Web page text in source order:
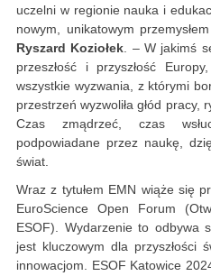
uczelni w regionie nauka i
nowym, unikatowym
Ryszard Koziołek. – W jakimś
przeszłość i przyszłość
wszystkie wyzwania, z którymi
przestrzeń wyzwoliła głód pracy,
Czas zmądrzeć, czas
podpowiadane przez naukę,
świat.
Wraz z tytułem EMN wiąże się
EuroScience Open Forum
ESOF). Wydarzenie to odbywa
jest kluczowym dla przyszłości
innowacjom. ESOF Katowice